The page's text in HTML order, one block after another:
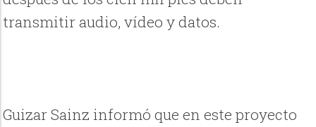
transmitir audio, vídeo y datos.
Guizar Sainz informó que en este proyecto